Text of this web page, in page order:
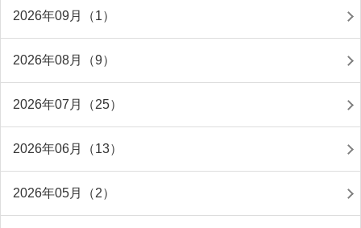
2026年09月（1）
2026年08月（9）
2026年07月（25）
2026年06月（13）
2026年05月（2）